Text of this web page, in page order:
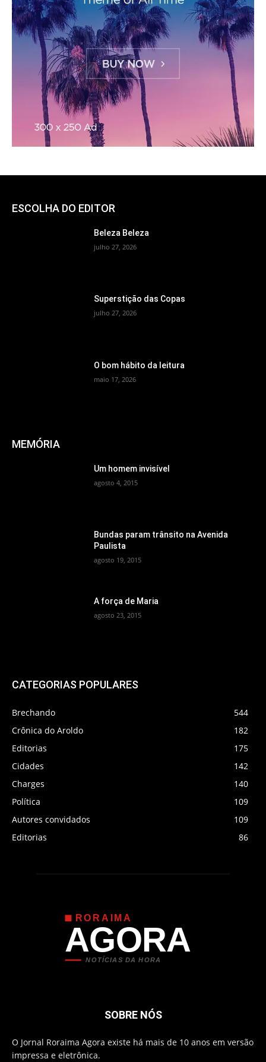
ESCOLHA DO EDITOR
Beleza Beleza
julho 27, 2026
Superstição das Copas
julho 27, 2026
O bom hábito da leitura
maio 17, 2026
MEMÓRIA
Um homem invisível
agosto 4, 2015
Bundas param trânsito na Avenida
Paulista
agosto 19, 2015
A força de Maria
agosto 23, 2015
CATEGORIAS POPULARES
Brechando
544
Crônica do Aroldo
182
Editorias
175
Cidades
142
Charges
140
Política
109
Autores convidados
109
Editorias
86
RORAIMA
AGORA
NOTÍCIAS DA HORA
SOBRE NÓS
O Jornal Roraima Agora existe há mais de 10 anos em versão
impressa e eletrônica.